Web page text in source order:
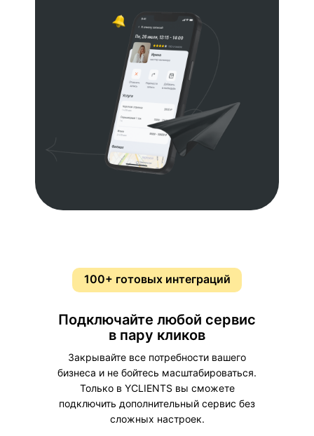
Складской учет
Ведите учет товаров и расходников
в 10 раз быстрее. Вы не пропустите
время для закупки необходимого.
Потери и перерасход сократятся.
Расчет зарплат
заданных вами правил. Расчет будет
занимать около 10 минут вместо
нескольких часов.
Ускорится
100+ готовых интеграций
Подключайте любой сервис
в пару кликов
Закрывайте все потребности вашего
бизнеса и не бойтесь масштабироваться.
Только в YCLIENTS вы сможете
подключить дополнительный сервис без
сложных настроек.